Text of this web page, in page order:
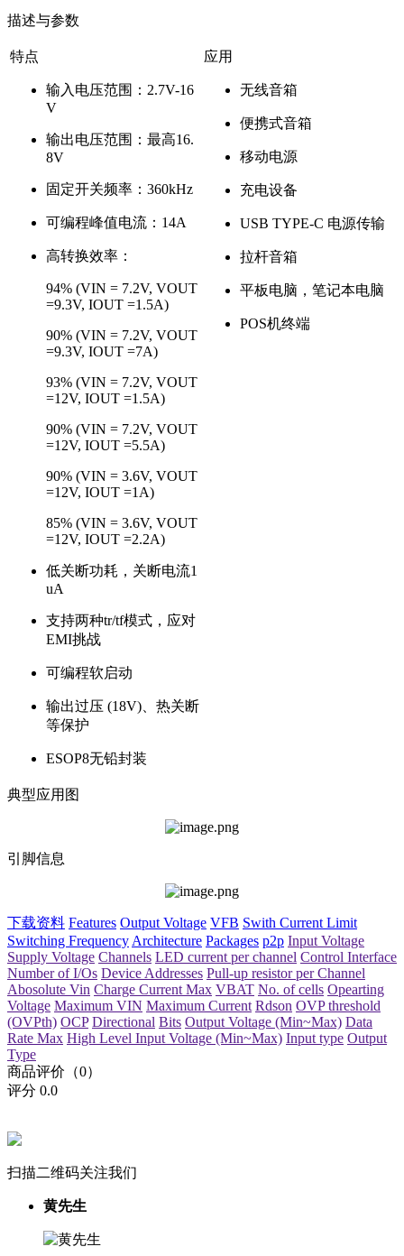
描述与参数
特点
输入电压范围：2.7V-16
V
输出电压范围：最高16.
8V
固定开关频率：360kHz
可编程峰值电流：14A
高转换效率：
94% (VIN = 7.2V, VOUT
=9.3V, IOUT =1.5A)
90% (VIN = 7.2V, VOUT
=9.3V, IOUT =7A)
93% (VIN = 7.2V, VOUT
=12V, IOUT =1.5A)
90% (VIN = 7.2V, VOUT
=12V, IOUT =5.5A)
90% (VIN = 3.6V, VOUT
=12V, IOUT =1A)
85% (VIN = 3.6V, VOUT
=12V, IOUT =2.2A)
低关断功耗，关断电流1
uA
支持两种tr/tf模式，应对
EMI挑战
可编程软启动
输出过压 (18V)、热关断
等保护
ESOP8无铅封装
应用
无线音箱
便携式音箱
移动电源
充电设备
USB TYPE-C 电源传输
拉杆音箱
平板电脑，笔记本电脑
POS机终端
典型应用图
引脚信息
下载资料 Features Output Voltage VFB Swith Current Limit
Switching Frequency Architecture Packages p2p Input Voltage
Supply Voltage Channels LED current per channel Control Interface
Number of I/Os Device Addresses Pull-up resistor per Channel
Abosolute Vin Charge Current Max VBAT No. of cells Opearting
Voltage Maximum VIN Maximum Current Rdson OVP threshold
(OVPth) OCP Directional Bits Output Voltage (Min~Max) Data
Rate Max High Level Input Voltage (Min~Max) Input type Output
Type
商品评价（0）
评分 0.0
扫描二维码关注我们
黄先生